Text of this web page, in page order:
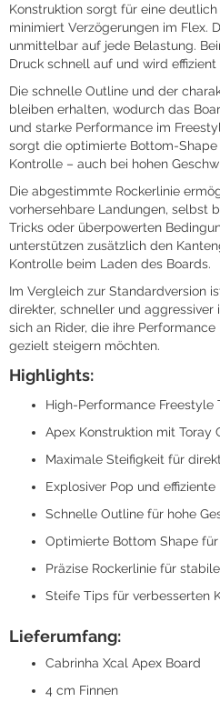
Konstruktion sorgt für eine
minimiert Verzögerungen im Flex.
unmittelbar auf jede Belastung.
Druck schnell auf und wird
Die schnelle Outline und der
bleiben erhalten, wodurch das
und starke Performance im
sorgt die optimierte Bottom-
Kontrolle – auch bei hohen
Die abgestimmte Rockerlinie
vorhersehbare Landungen, selbst
Tricks oder überpowerten
unterstützen zusätzlich den
Kontrolle beim Laden des Boards.
Im Vergleich zur Standardversion
direkter, schneller und aggressiver
sich an Rider, die ihre
gezielt steigern möchten.
Highlights:
High-Performance Freestyle
Apex Konstruktion mit Toray
Maximale Steifigkeit für
Explosiver Pop und
Schnelle Outline für hohe
Optimierte Bottom Shape
Präzise Rockerlinie für
Steife Tips für verbesserten
Lieferumfang:
Cabrinha Xcal Apex Board
4 cm Finnen